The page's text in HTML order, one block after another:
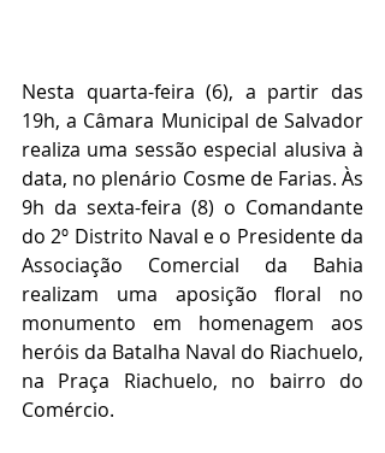
Nesta quarta-feira (6), a partir das
19h, a Câmara Municipal de Salvador
realiza uma sessão especial alusiva à
data, no plenário Cosme de Farias. Às
9h da sexta-feira (8) o Comandante
do 2º Distrito Naval e o Presidente da
Associação Comercial da Bahia
realizam uma aposição floral no
monumento em homenagem aos
heróis da Batalha Naval do Riachuelo,
na Praça Riachuelo, no bairro do
Comércio.